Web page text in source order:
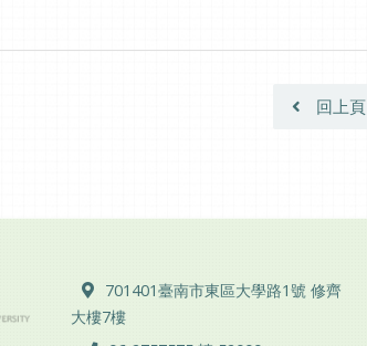
回上頁
地址 ：
701401臺南市東區大學路1號 修齊
大樓7樓